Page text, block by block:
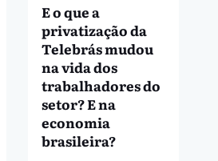
E o que a
privatização da
Telebrás mudou
na vida dos
trabalhadores do
setor? E na
economia
brasileira?